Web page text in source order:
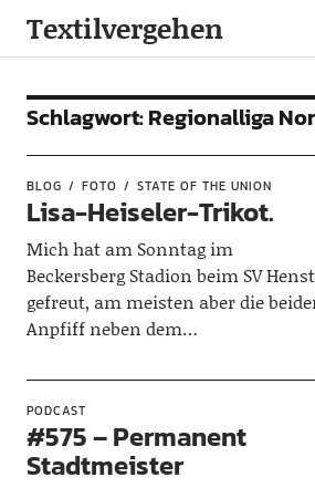
Textilvergehen
Schlagwort:Regionalliga
BLOG FOTO STATE OF THE UNION
Lisa-Heiseler-Trikot.
Mich hat am Sonntag im
Beckersberg Stadion beim SV
gefreut, am meisten aber die
Anpfiff neben dem…
PODCAST
#575 – Permanent
Stadtmeister